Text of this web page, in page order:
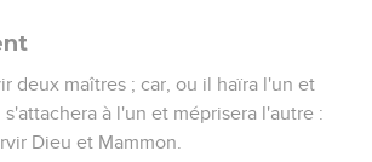
deux maîtres ; car, ou il haïra l'un et
à l'un et méprisera l'autre :
Dieu et Mammon.